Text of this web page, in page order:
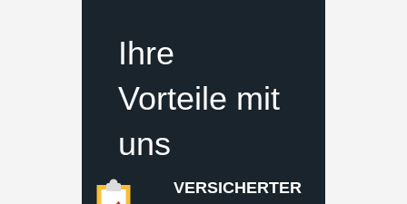
Ihre
Vorteile mit
uns
VERSICHERTER